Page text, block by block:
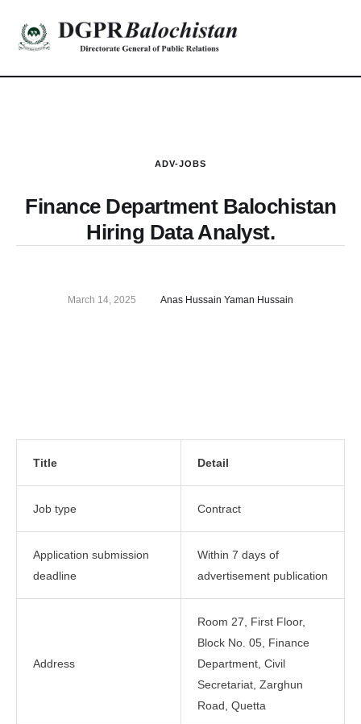
ADV-JOBS
Finance Department Balochistan
Hiring Data Analyst.
March 14, 2025 Anas Hussain Yaman Hussain
Title Detail
Job type Contract
Application submission
deadline
Within 7 days of
advertisement publication
Address
Room 27, First Floor,
Block No. 05, Finance
Department, Civil
Secretariat, Zarghun
Road, Quetta